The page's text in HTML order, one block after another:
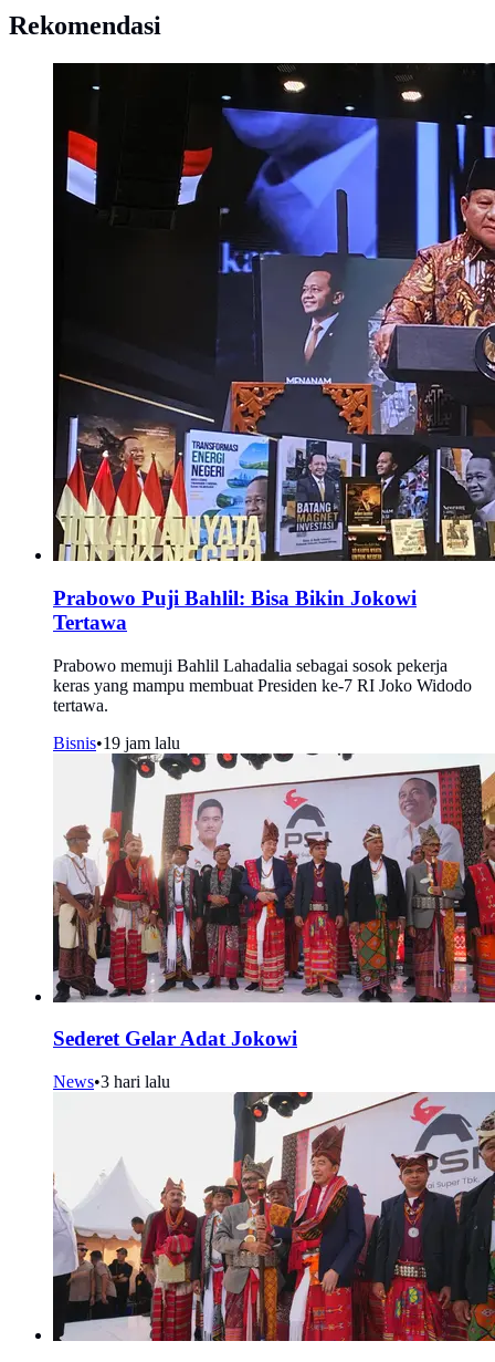
Rekomendasi
Prabowo Puji Bahlil: Bisa Bikin Jokowi
Tertawa
Prabowo memuji Bahlil Lahadalia sebagai sosok pekerja
keras yang mampu membuat Presiden ke-7 RI Joko Widodo
tertawa.
Bisnis•19 jam lalu
Sederet Gelar Adat Jokowi
News•3 hari lalu